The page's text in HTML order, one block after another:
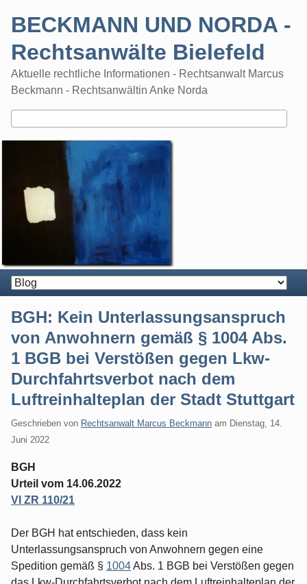
BECKMANN UND NORDA -
Rechtsanwälte Bielefeld
Aktuelle rechtliche Informationen - Rechtsanwalt Marcus
Beckmann - Rechtsanwältin Anke Norda
BGH: Kein Unterlassungsanspruch
von Anwohnern gemäß § 1004 Abs.
1 BGB bei Verstößen gegen Lkw-
Durchfahrtsverbot nach dem
Luftreinhalteplan der Stadt Stuttgart
Geschrieben von Rechtsanwalt Marcus Beckmann am Dienstag, 14.
Juni 2022
BGH
Urteil vom 14.06.2022
VI ZR 110/21
Der BGH hat entschieden, dass kein
Unterlassungsanspruch von Anwohnern gegen eine
Spedition gemäß § 1004Abs. 1 BGB bei Verstößen gegen